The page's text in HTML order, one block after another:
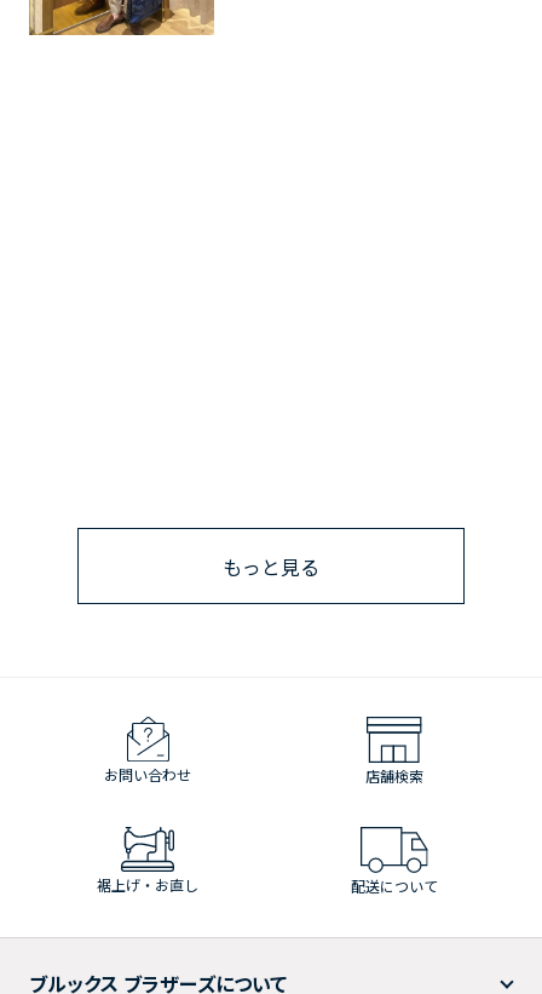
もっと見る
お問い合わせ 店舗検索
裾上げ・お直し 配送について
ブルックス ブラザーズについて